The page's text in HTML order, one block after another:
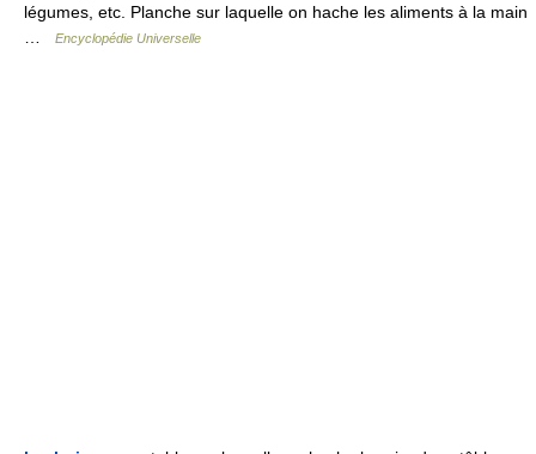
légumes, etc. Planche sur laquelle on hache les aliments à la main
Encyclopédie Universelle